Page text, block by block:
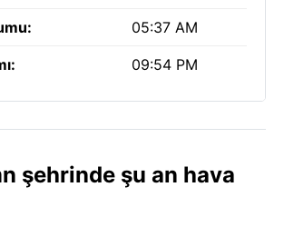
05:37 AM
09:54 PM
şehrinde şu an hava